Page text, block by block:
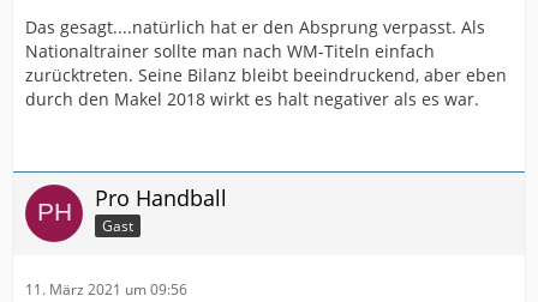
Das gesagt....natürlich hat er den Absprung verpasst. Als
Nationaltrainer sollte man nach WM-Titeln einfach
zurücktreten. Seine Bilanz bleibt beeindruckend, aber eben
durch den Makel 2018 wirkt es halt negativer als es war.
Pro Handball
Gast
11. März 2021 um 09:56